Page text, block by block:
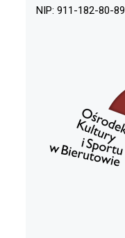
NIP: 911-182-80-89